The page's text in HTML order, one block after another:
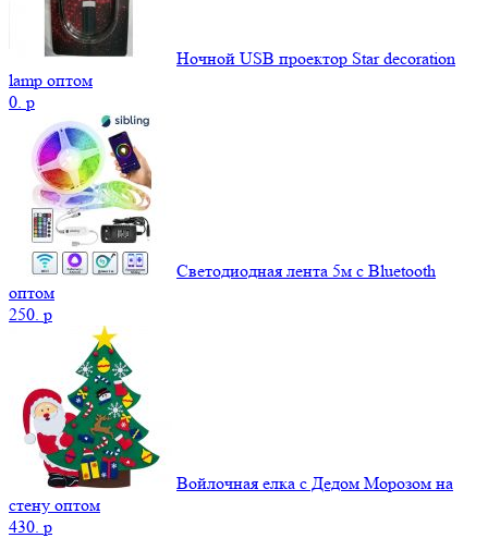
Ночной USB проектор Star decoration
lamp оптом
0. p
Светодиодная лента 5м с Bluetooth
оптом
250. p
Войлочная елка с Дедом Морозом на
стену оптом
430. p